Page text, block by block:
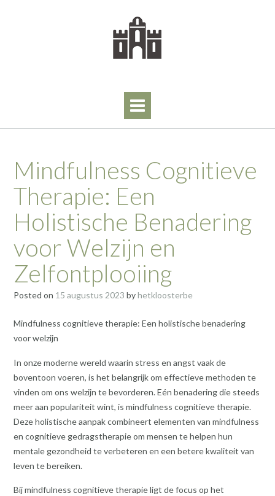
Mindfulness Cognitieve
Therapie: Een
Holistische Benadering
voor Welzijn en
Zelfontplooiing
Posted on 15 augustus 2023 byhetkloosterbe
Mindfulness cognitieve therapie: Een holistische benadering
voor welzijn
In onze moderne wereld waarin stress en angst vaak de
boventoon voeren, is het belangrijk om effectieve methoden te
vinden om ons welzijn te bevorderen. Eén benadering die steeds
meer aan populariteit wint, is mindfulness cognitieve therapie.
Deze holistische aanpak combineert elementen van mindfulness
en cognitieve gedragstherapie om mensen te helpen hun
mentale gezondheid te verbeteren en een betere kwaliteit van
leven te bereiken.
Bij mindfulness cognitieve therapie ligt de focus op het